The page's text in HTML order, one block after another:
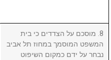
8. מוסכם על הצדדים כי בית
המשפט המוסמך במחוז תל אביב
נבחר על ידם כמקום השיפוט